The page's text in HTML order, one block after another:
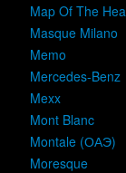
Map Of The
Masque Milano
Memo
Mercedes-Benz
Mexx
Mont Blanc
Montale (ОАЭ)
Moresque